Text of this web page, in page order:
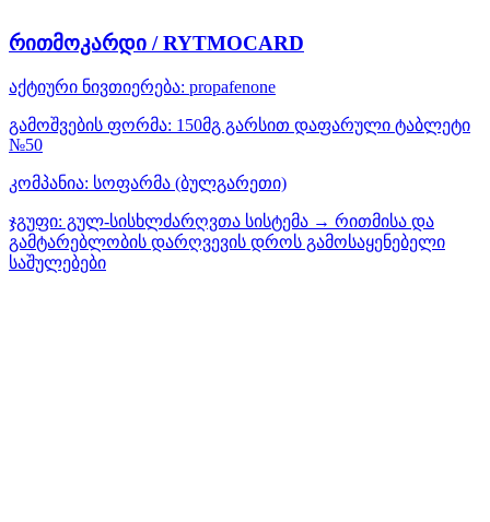
რითმოკარდი / RYTMOCARD
აქტიური ნივთიერება: propafenone
გამოშვების ფორმა: 150მგ გარსით დაფარული ტაბლეტი
№50
კომპანია: სოფარმა (ბულგარეთი)
ჯგუფი: გულ-სისხლძარღვთა სისტემა → რითმისა და
გამტარებლობის დარღვევის დროს გამოსაყენებელი
საშულებები